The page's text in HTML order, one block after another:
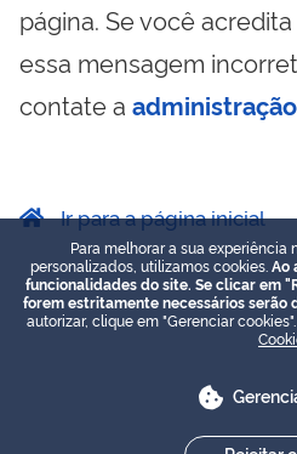
página. Se você
essa mensagem
contate a
Ir para a página inicial
Para melhorar a sua experiência
personalizados, utilizamos cookies. Ao
funcionalidades do site. Se clicar em
forem estritamente necessários serão
autorizar, clique em "Gerenciar